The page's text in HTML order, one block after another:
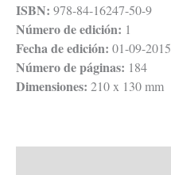
ISBN: 978-84-16247-50-9
Número de edición: 1
Fecha de edición: 01-09-2015
Número de páginas: 184
Dimensiones: 210 x 130 mm